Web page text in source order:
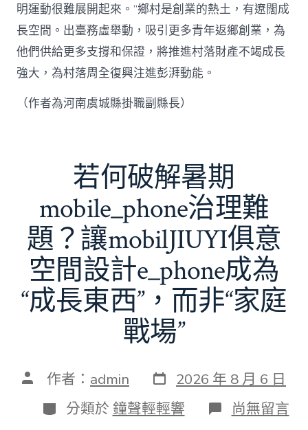
明運動很難展開起來。”鄉村是創業的熱土，有遼闊成
長空間。出臺務虛舉動，吸引更多青年返鄉創業，為
他們供給更多支撐和保證，將推進村落財產不竭成長
強大，為村落周全復興注進彭湃動能。
（作者為河南虞城縣掛職副縣長）
若何破解暑期
mobile_phone治理難
題？讓mobilJIUYI俱意
空間設計e_phone成為
“成長東西”，而非“家庭
戰場”
文 作者： admin 發
表
日
期
2026 年 8 月 6 日
分
類
分類於 鐘聲輕輕響 在
〈若
尚無留言